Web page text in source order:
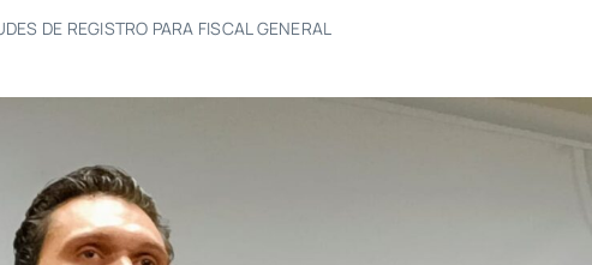
DE REGISTRO PARA FISCAL GENERAL